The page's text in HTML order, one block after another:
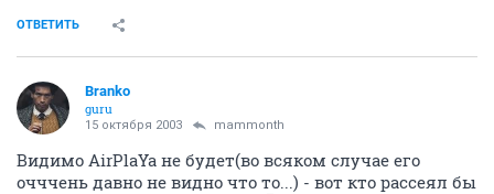
ОТВЕТИТЬ
Branko
guru
15 октября 2003 mammonth
Видимо AirPlaYa не будет(во всяком случае его
очччень давно не видно что то...) - вот кто рассеял бы